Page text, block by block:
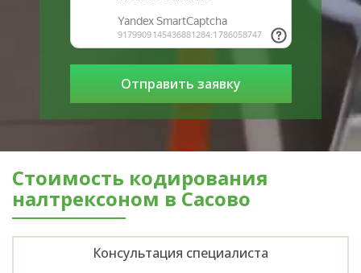
Стоимость кодирования
налтрексоном в Сасово
Консультация специалиста